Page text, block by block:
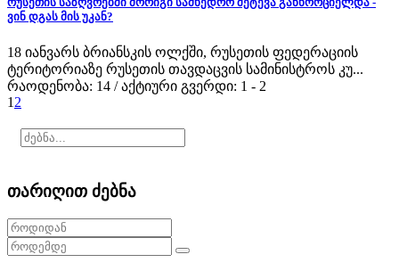
ვინ დგას მის უკან?
18 იანვარს ბრიანსკის ოლქში, რუსეთის ფედერაციის
ტერიტორიაზე რუსეთის თავდაცვის სამინისტროს კუ...
რაოდენობა: 14 / აქტიური გვერდი: 1 - 2
1 2
თარიღით ძებნა